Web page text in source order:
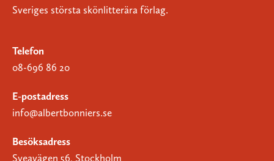
Sveriges största skönlitterära förlag.
Telefon
08-696 86 20
E-postadress
info@albertbonniers.se
Besöksadress
Sveavägen 56, Stockholm